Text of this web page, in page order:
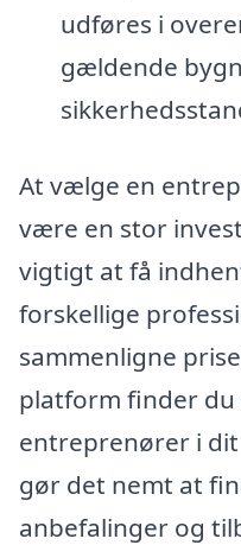
udføres i
gældende
At vælge en
være en stor
vigtigt at få
forskellige
sammenligne
platform finder
entreprenører i
gør det nemt at
anbefalinger og